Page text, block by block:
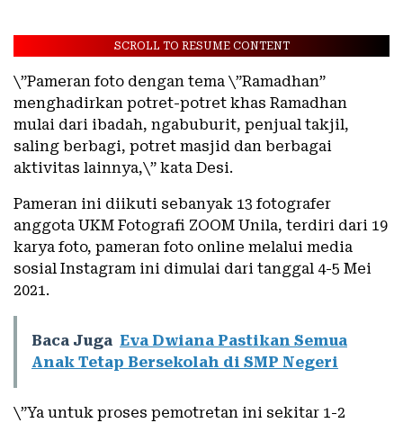
SCROLL TO RESUME CONTENT
\”Pameran foto dengan tema \”Ramadhan”
menghadirkan potret-potret khas Ramadhan
mulai dari ibadah, ngabuburit, penjual takjil,
saling berbagi, potret masjid dan berbagai
aktivitas lainnya,\” kata Desi.
Pameran ini diikuti sebanyak 13 fotografer
anggota UKM Fotografi ZOOM Unila, terdiri dari 19
karya foto, pameran foto online melalui media
sosial Instagram ini dimulai dari tanggal 4-5 Mei
2021.
Baca Juga Eva Dwiana Pastikan Semua
Anak Tetap Bersekolah di SMP Negeri
\”Ya untuk proses pemotretan ini sekitar 1-2